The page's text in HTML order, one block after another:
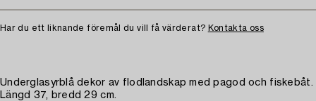
Har du ett liknande föremål du vill få värderat? Kontakta oss
Underglasyrblå dekor av flodlandskap med pagod och fiskebåt.
Längd 37, bredd 29 cm.